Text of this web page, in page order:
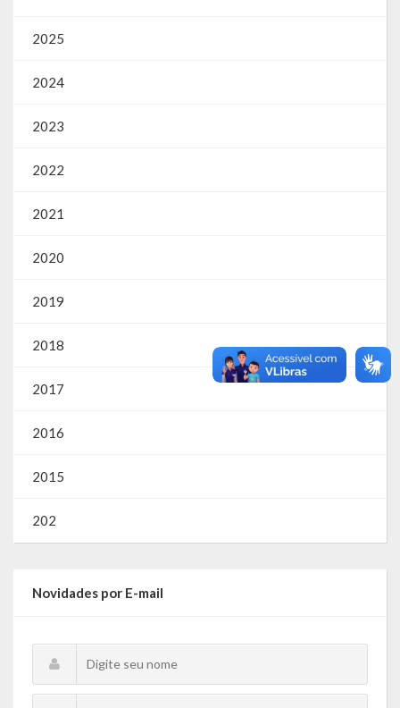
Processo Seletivo
Carta de Serviços
Repasses e Transferências
2025
2024
2023
2022
2021
2020
2019
2018
2017
2016
2015
202
Novidades por E-mail